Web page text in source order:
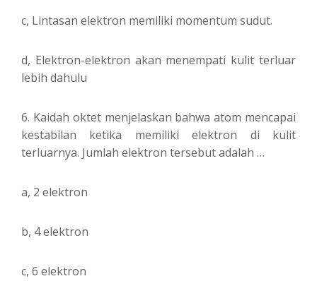
c, Lintasan elektron memiliki momentum sudut.
d, Elektron-elektron akan menempati kulit terluar
lebih dahulu
6. Kaidah oktet menjelaskan bahwa atom mencapai
kestabilan ketika memiliki elektron di kulit
terluarnya. Jumlah elektron tersebut adalah …
a, 2 elektron
b, 4 elektron
c, 6 elektron